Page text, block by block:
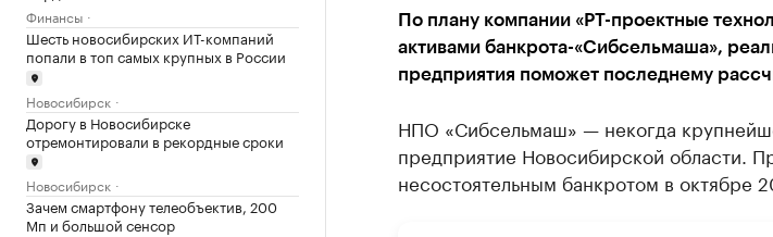
Финансы
Шесть новосибирских ИТ-компаний
попали в топ самых крупных в России
Новосибирск
Дорогу в Новосибирске
отремонтировали в рекордные сроки
Новосибирск
Зачем смартфону телеобъектив, 200
Мп и большой сенсор
По плану компании «РТ-проектные
активами банкрота-«Сибсельмаша»,
предприятия поможет последнему
НПО «Сибсельмаш» — некогда
предприятие Новосибирской области.
несостоятельным банкротом в октябре